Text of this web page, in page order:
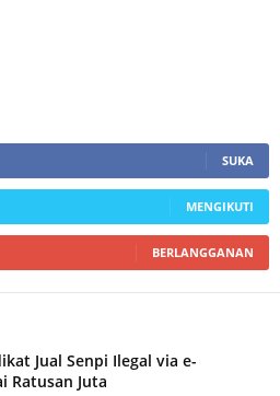
SUKA
MENGIKUTI
BERLANGGANAN
Jual Senpi Ilegal via e-
Ratusan Juta